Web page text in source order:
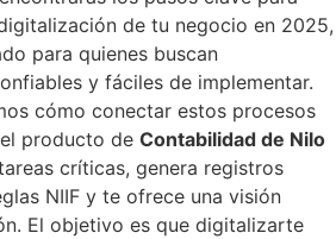
de tu negocio en 2025,
para quienes buscan
y fáciles de implementar.
cómo conectar estos procesos
producto de Contabilidad de Nilo
críticas, genera registros
NIIF y te ofrece una visión
El objetivo es que digitalizarte